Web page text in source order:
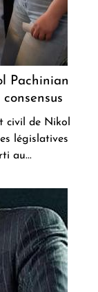
Pachinian
civil de Nikol
législatives
au...